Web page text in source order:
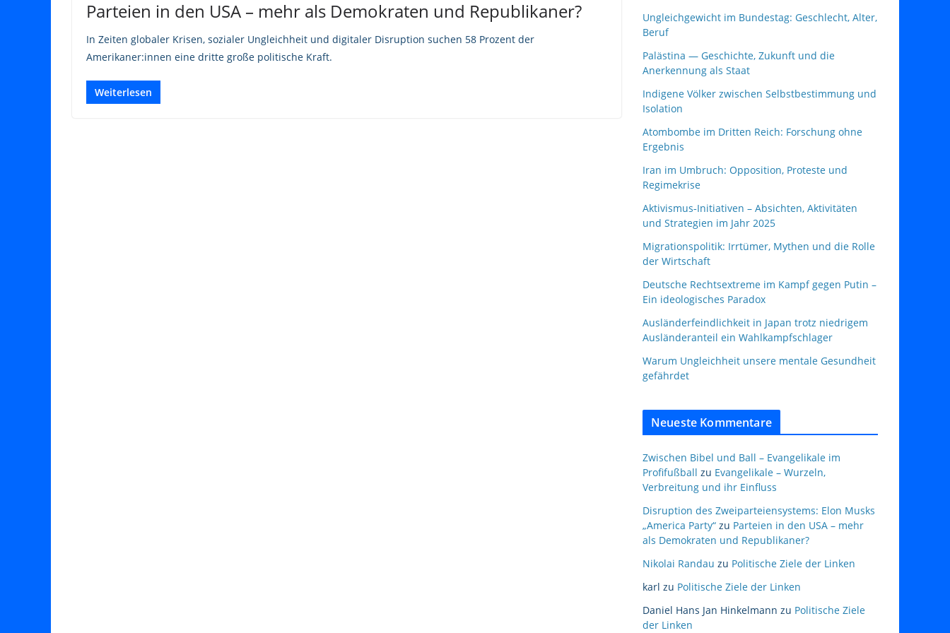
Parteien in den USA – mehr als Demokraten und Republikaner?
In Zeiten globaler Krisen, sozialer Ungleichheit und digitaler Disruption suchen 58 Prozent der
Amerikaner:innen eine dritte große politische Kraft.
Weiterlesen
Ungleichgewicht im Bundestag: Geschlecht, Alter,
Beruf
Palästina — Geschichte, Zukunft und die
Anerkennung als Staat
Indigene Völker zwischen Selbstbestimmung und
Isolation
Atombombe im Dritten Reich: Forschung ohne
Ergebnis
Iran im Umbruch: Opposition, Proteste und
Regimekrise
Aktivismus‑Initiativen – Absichten, Aktivitäten
und Strategien im Jahr 2025
Migrationspolitik: Irrtümer, Mythen und die Rolle
der Wirtschaft
Deutsche Rechtsextreme im Kampf gegen Putin –
Ein ideologisches Paradox
Ausländerfeindlichkeit in Japan trotz niedrigem
Ausländeranteil ein Wahlkampfschlager
Warum Ungleichheit unsere mentale Gesundheit
gefährdet
Neueste Kommentare
Zwischen Bibel und Ball – Evangelikale im
Profifußball zu Evangelikale – Wurzeln,
Verbreitung und ihr Einfluss
Disruption des Zweiparteiensystems: Elon Musks
„America Party“ zu Parteien in den USA – mehr
als Demokraten und Republikaner?
Nikolai Randau zu Politische Ziele der Linken
karl zu Politische Ziele der Linken
Daniel Hans Jan Hinkelmann zu Politische Ziele
der Linken